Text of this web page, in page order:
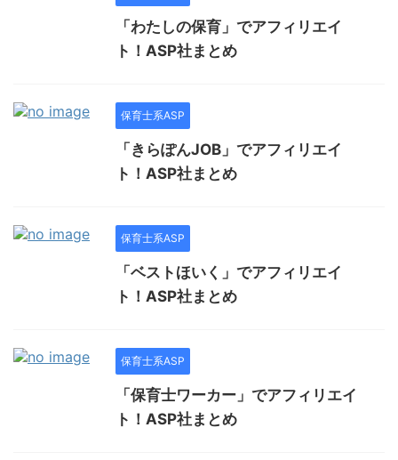
「わたしの保育」でアフィリエイ
ト！ASP社まとめ
保育士系ASP
「きらぽんJOB」でアフィリエイ
ト！ASP社まとめ
保育士系ASP
「ベストほいく」でアフィリエイ
ト！ASP社まとめ
保育士系ASP
「保育士ワーカー」でアフィリエイ
ト！ASP社まとめ